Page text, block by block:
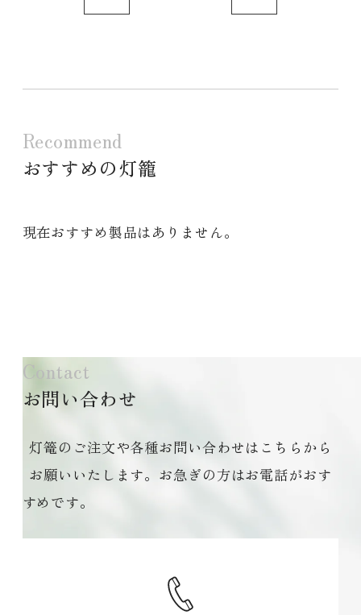
Recommend
おすすめの灯籠
現在おすすめ製品はありません。
Contact
お問い合わせ
灯篭のご注文や各種お問い合わせはこちらから
お願いいたします。お急ぎの方はお電話がおす
すめです。